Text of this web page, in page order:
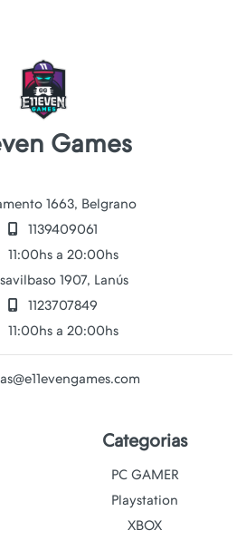
Games
1663, Belgrano
1139409061
11:00hs a 20:00hs
1907, Lanús
1123707849
11:00hs a 20:00hs
Categorias
PC GAMER
Playstation
XBOX